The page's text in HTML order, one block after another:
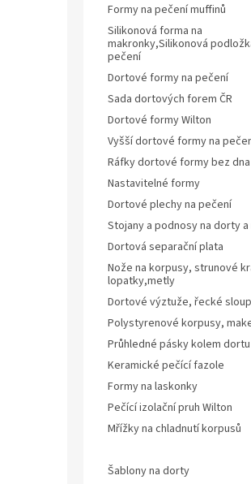
Formy na pečení muffinů
Silikonová forma na
makronky,Silikonová
pečení
Dortové formy na pečení
Sada dortových forem ČR
Dortové formy Wilton
Vyšší dortové formy na
Ráfky dortové formy bez dna
Nastavitelné formy
Dortové plechy na pečení
Stojany a podnosy na dorty
Dortová separační plata
Nože na korpusy, strunové
lopatky,metly
Dortové výztuže, řecké
Polystyrenové korpusy,
Průhledné pásky kolem dortu
Keramické pečící fazole
Formy na laskonky
Pečící izolační pruh Wilton
Mřížky na chladnutí korpusů
Šablony na dorty